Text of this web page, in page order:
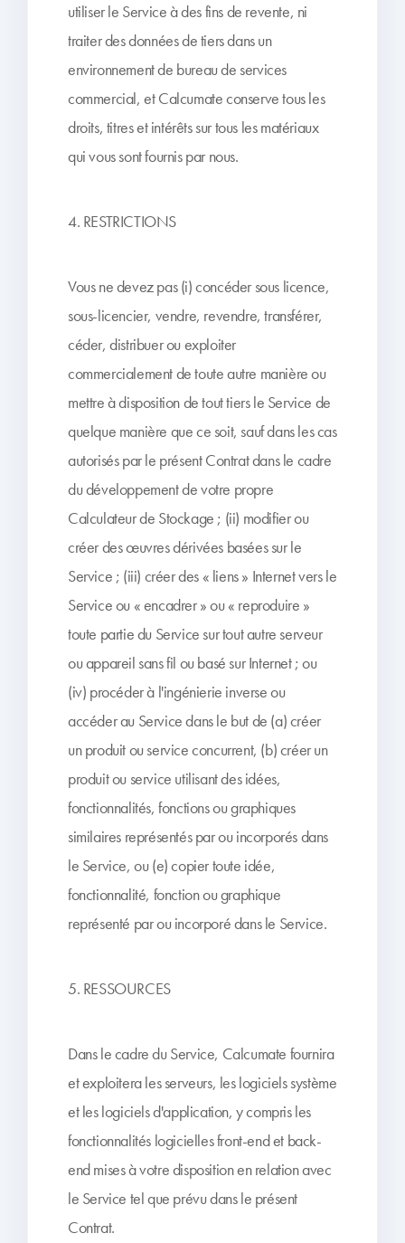
utiliser le Service à des fins de revente, ni
traiter des données de tiers dans un
environnement de bureau de services
commercial, et Calcumate conserve tous les
droits, titres et intérêts sur tous les matériaux
qui vous sont fournis par nous.
4. RESTRICTIONS
Vous ne devez pas (i) concéder sous licence,
sous-licencier, vendre, revendre, transférer,
céder, distribuer ou exploiter
commercialement de toute autre manière ou
mettre à disposition de tout tiers le Service de
quelque manière que ce soit, sauf dans les cas
autorisés par le présent Contrat dans le cadre
du développement de votre propre
Calculateur de Stockage ; (ii) modifier ou
créer des œuvres dérivées basées sur le
Service ; (iii) créer des « liens » Internet vers le
Service ou « encadrer » ou « reproduire »
toute partie du Service sur tout autre serveur
ou appareil sans fil ou basé sur Internet ; ou
(iv) procéder à l'ingénierie inverse ou
accéder au Service dans le but de (a) créer
un produit ou service concurrent, (b) créer un
produit ou service utilisant des idées,
fonctionnalités, fonctions ou graphiques
similaires représentés par ou incorporés dans
le Service, ou (e) copier toute idée,
fonctionnalité, fonction ou graphique
représenté par ou incorporé dans le Service.
5. RESSOURCES
Dans le cadre du Service, Calcumate fournira
et exploitera les serveurs, les logiciels système
et les logiciels d'application, y compris les
fonctionnalités logicielles front-end et back-
end mises à votre disposition en relation avec
le Service tel que prévu dans le présent
Contrat.